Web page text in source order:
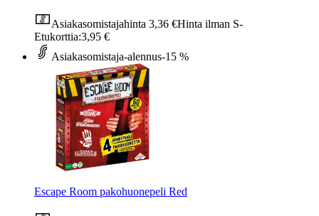
Asiakasomistajahinta 3,36 €Hinta ilman S-
Etukorttia:3,95 €
Asiakasomistaja-alennus-15 %
Escape Room pakohuonepeli Red